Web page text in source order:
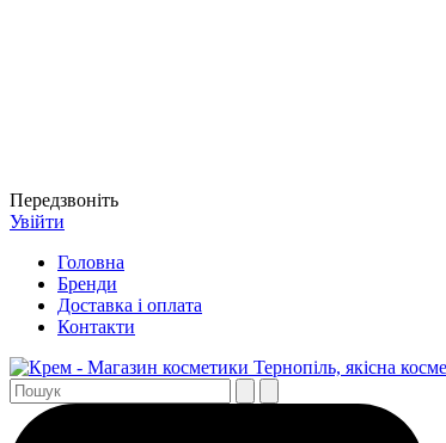
Передзвоніть
Увійти
Головна
Бренди
Доставка і оплата
Контакти